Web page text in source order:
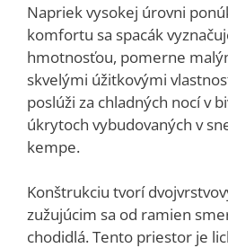
Napriek vysokej úrovni
komfortu sa spacák
hmotnosťou, pomerne
skvelými úžitkovými
poslúži za chladných nocí v
úkrytoch vybudovaných v
kempe.
Konštrukciu tvorí
zužujúcim sa od ramien
chodidlá. Tento priestor je